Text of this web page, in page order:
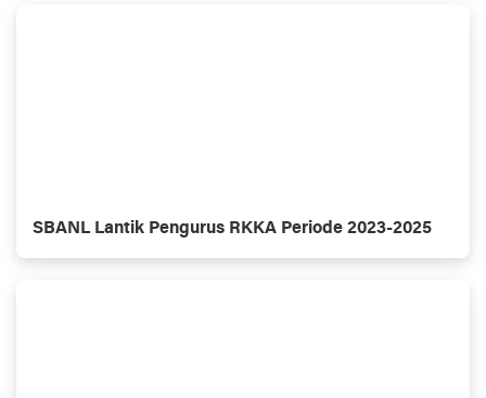
SBANL Lantik Pengurus RKKA Periode 2023-2025